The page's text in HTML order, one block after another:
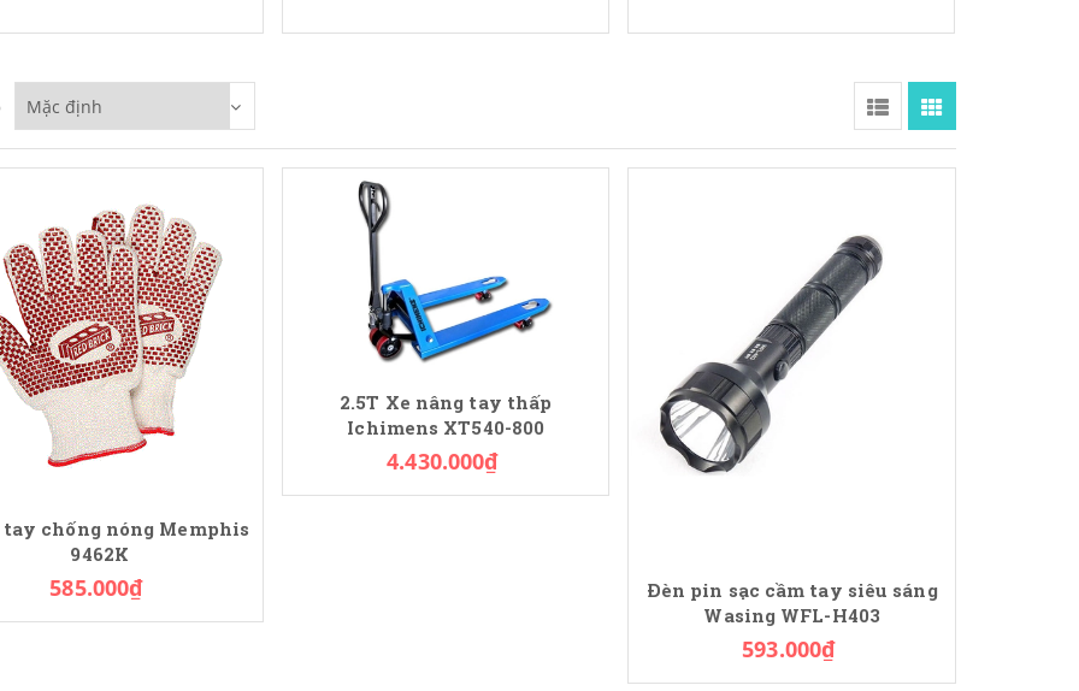
tay chống nóng Memphis
9462K
585.000₫
2.5T Xe nâng tay thấp
Ichimens XT540-800
4.430.000₫
Đèn pin sạc cầm tay siêu sáng
Wasing WFL-H403
593.000₫